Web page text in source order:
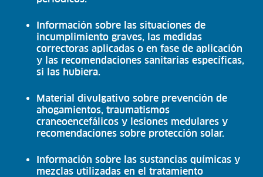
Información sobre las situaciones de
incumplimiento graves, las medidas
correctoras aplicadas o en fase de aplicación
y las recomendaciones sanitarias específicas,
si las hubiera.
Material divulgativo sobre prevención de
ahogamientos, traumatismos
craneoencefálicos y lesiones medulares y
recomendaciones sobre protección solar.
Información sobre las sustancias químicas y
mezclas utilizadas en el tratamiento